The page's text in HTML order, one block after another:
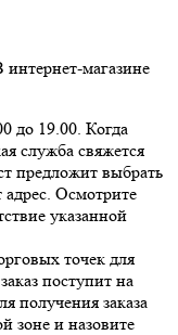
интернет-магазине
до 19.00. Когда
служба свяжется
предложит выбрать
адрес. Осмотрите
указанной
точек для
поступит на
получения заказа
зоне и назовите